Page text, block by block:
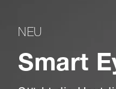
NEU
Smart